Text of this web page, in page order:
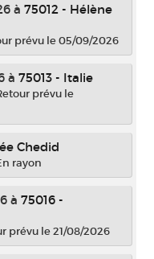
à 75012 - Hélène
prévu le 05/09/2026
à 75013 - Italie
prévu le
Chedid
rayon
à 75016 -
prévu le 21/08/2026